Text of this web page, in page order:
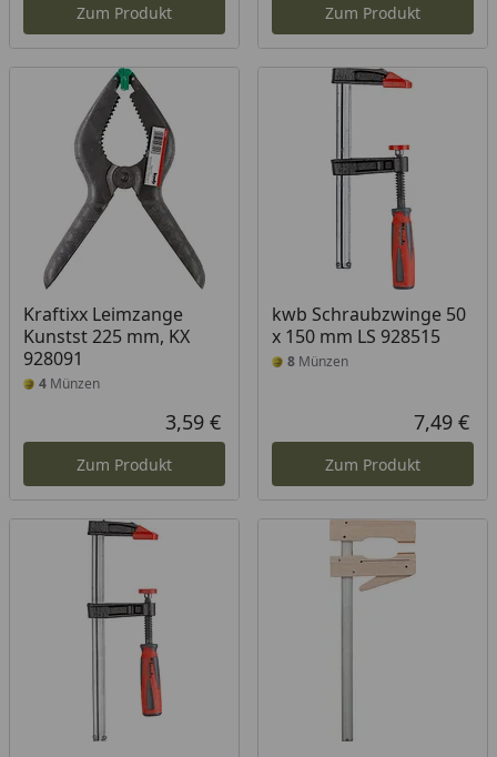
Zum Produkt Zum Produkt
Kraftixx Leimzange
Kunstst 225 mm, KX
928091
4 Münzen
Aktueller Preis
3,59 €
Zum Produkt
kwb Schraubzwinge 50
x 150 mm LS 928515
8Münzen
7,49 €
Zum Produkt